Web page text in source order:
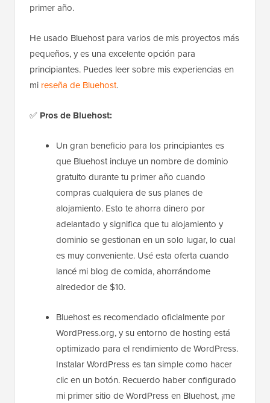
primer año.
He usado Bluehost para varios de mis proyectos más
pequeños, y es una excelente opción para
principiantes. Puedes leer sobre mis experiencias en
mi reseña de Bluehost.
✅ Pros de Bluehost:
Un gran beneficio para los principiantes es
que Bluehost incluye un nombre de dominio
gratuito durante tu primer año cuando
compras cualquiera de sus planes de
alojamiento. Esto te ahorra dinero por
adelantado y significa que tu alojamiento y
dominio se gestionan en un solo lugar, lo cual
es muy conveniente. Usé esta oferta cuando
lancé mi blog de comida, ahorrándome
alrededor de $10.
Bluehost es recomendado oficialmente por
WordPress.org, y su entorno de hosting está
optimizado para el rendimiento de WordPress.
Instalar WordPress es tan simple como hacer
clic en un botón. Recuerdo haber configurado
mi primer sitio de WordPress en Bluehost, ¡me